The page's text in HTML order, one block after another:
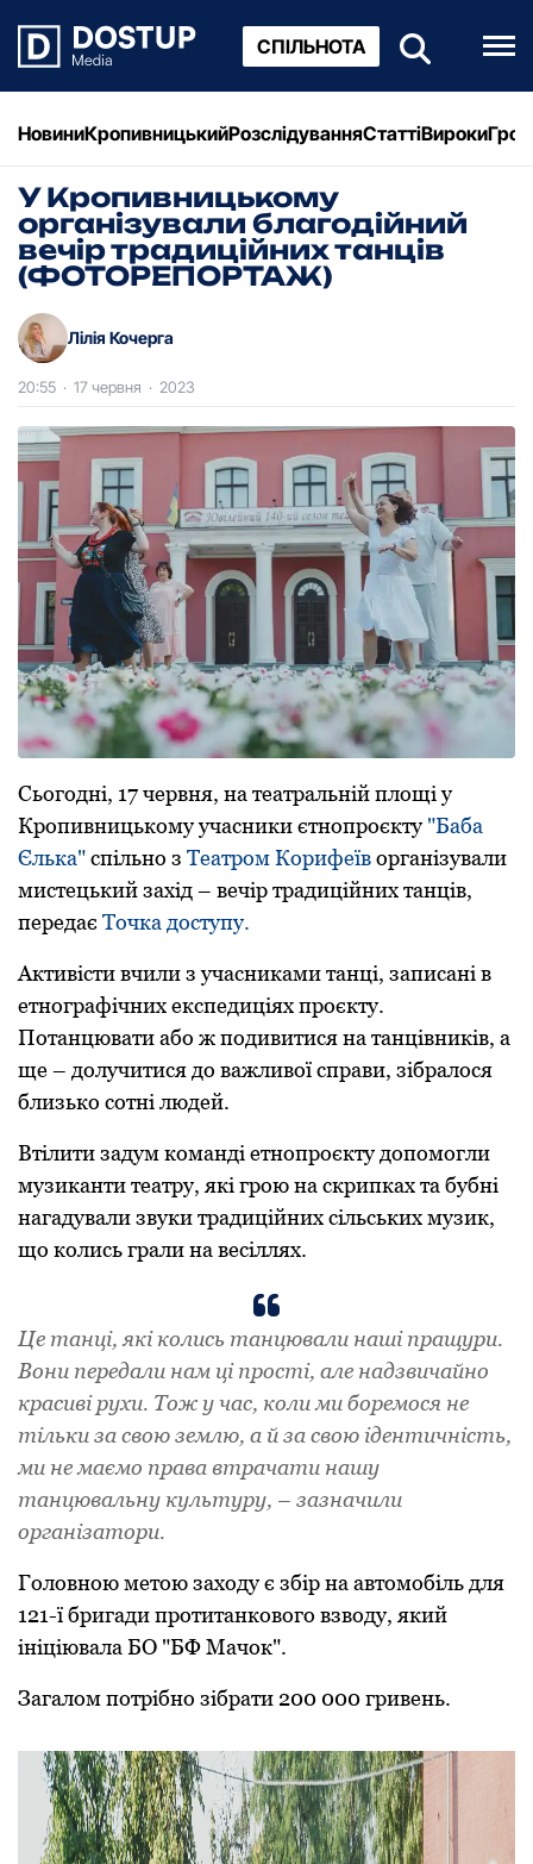
СПІЛЬНОТА
НовиниКропивницькийРозслідуванняСтаттіВироки
У Кропивницькому
організували благодійний
вечір традиційних танців
(ФОТОРЕПОРТАЖ)
Лілія Кочерга
20:55 · 17 червня · 2023
Сьогоднi, 17 червня, на театральнiй площi у
Кропивницькому учасники єтнопроєкту"Баба
Єлька"спiльно з Театром Корифеїворганiзували
мистецький захiд – вечiр традицiйних танцiв,
передає Точка доступу.
Активiсти вчили з учасниками танцi, записанi в
етнографiчних експедицiях проєкту.
Потанцювати або ж подивитися на танцівників, а
ще – долучитися до важливої справи, зібралося
близько сотні людей.
Втілити задум команді етнопроєкту допомогли
музиканти театру, які грою на скрипках та бубні
нагадували звуки традиційних сільських музик,
що колись грали на весіллях.
Це танцi, якi колись танцювали нашi пращури.
Вони передали нам цi простi, але надзвичайно
красивi рухи. Тож у час, коли ми боремося не
тiльки за свою землю, а й за свою iдентичнiсть,
ми не маємо права втрачати нашу
танцювальну культуру, – зазначили
органiзатори.
Головною метою заходу є збiр на автомобiль для
121-ї бригади протитанкового взводу, який
iнiцiювала БО "БФ Мачок".
Загалом потрiбно зiбрати 200 000 гривень.